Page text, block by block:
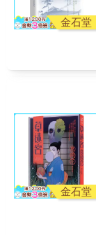
金石堂
金石堂